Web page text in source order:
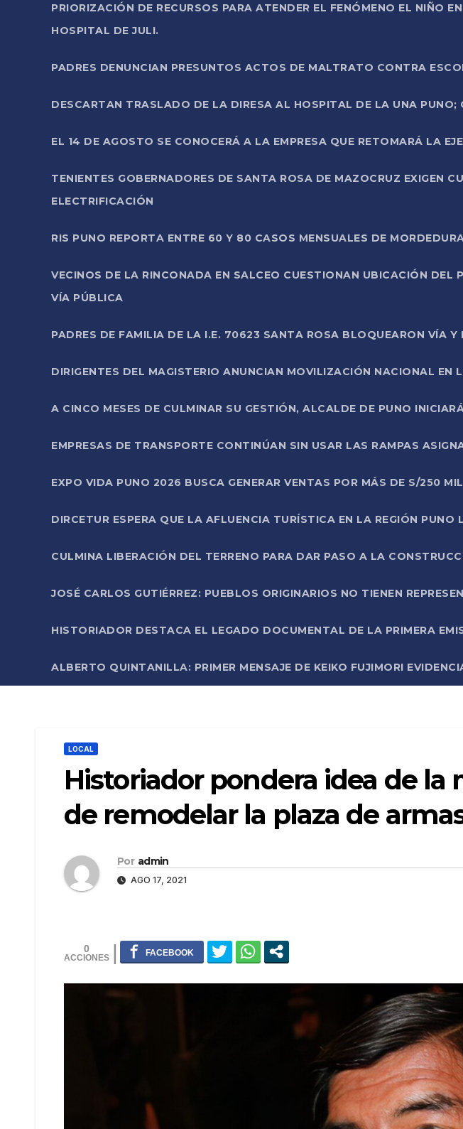
PRIORIZACIÓN DE RECURSOS PARA ATENDER EL FENÓMENO EL NIÑO
HOSPITAL DE JULI.
PADRES DENUNCIAN PRESUNTOS ACTOS DE MALTRATO CONTRA
DESCARTAN TRASLADO DE LA DIRESA AL HOSPITAL DE LA UNA
EL 14 DE AGOSTO SE CONOCERÁ A LA EMPRESA QUE RETOMARÁ LA
TENIENTES GOBERNADORES DE SANTA ROSA DE MAZOCRUZ EXIGEN
ELECTRIFICACIÓN
RIS PUNO REPORTA ENTRE 60 Y 80 CASOS MENSUALES DE
VECINOS DE LA RINCONADA EN SALCEO CUESTIONAN UBICACIÓN
VÍA PÚBLICA
PADRES DE FAMILIA DE LA I.E. 70623 SANTA ROSA BLOQUEARON VÍA Y
DIRIGENTES DEL MAGISTERIO ANUNCIAN MOVILIZACIÓN NACIONAL EN
A CINCO MESES DE CULMINAR SU GESTIÓN, ALCALDE DE PUNO
EMPRESAS DE TRANSPORTE CONTINÚAN SIN USAR LAS RAMPAS
EXPO VIDA PUNO 2026 BUSCA GENERAR VENTAS POR MÁS DE S/250
DIRCETUR ESPERA QUE LA AFLUENCIA TURÍSTICA EN LA REGIÓN
CULMINA LIBERACIÓN DEL TERRENO PARA DAR PASO A LA
JOSÉ CARLOS GUTIÉRREZ: PUEBLOS ORIGINARIOS NO TIENEN
HISTORIADOR DESTACA EL LEGADO DOCUMENTAL DE LA PRIMERA
ALBERTO QUINTANILLA: PRIMER MENSAJE DE KEIKO FUJIMORI
LOCAL
Historiador pondera idea de la
de remodelar la plaza de
Por admin
AGO 17, 2021
0